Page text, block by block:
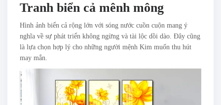
Tranh biển cả mênh mông
Hình ảnh biển cả rộng lớn với sóng nước cuồn cuộn mang ý
nghĩa về sự phát triển không ngừng và tài lộc dồi dào. Đây cũng
là lựa chọn hợp lý cho những người mệnh Kim muốn thu hút
may mắn.